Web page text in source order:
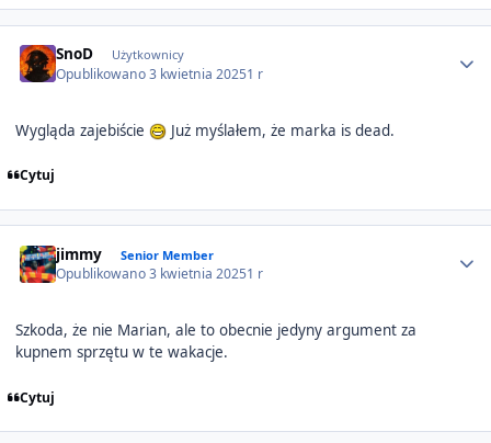
SnoD Użytkownicy
Opublikowano3 kwietnia 20251 r
Wygląda zajebiście Już myślałem, że marka is dead.
Cytuj
jimmy Senior Member
Opublikowano3 kwietnia 20251 r
Szkoda, że nie Marian, ale to obecnie jedyny argument za
kupnem sprzętu w te wakacje.
Cytuj